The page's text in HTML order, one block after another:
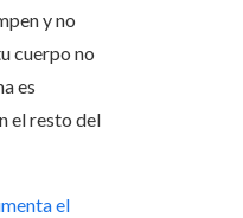
y no
cuerpo no
es
el resto del
el